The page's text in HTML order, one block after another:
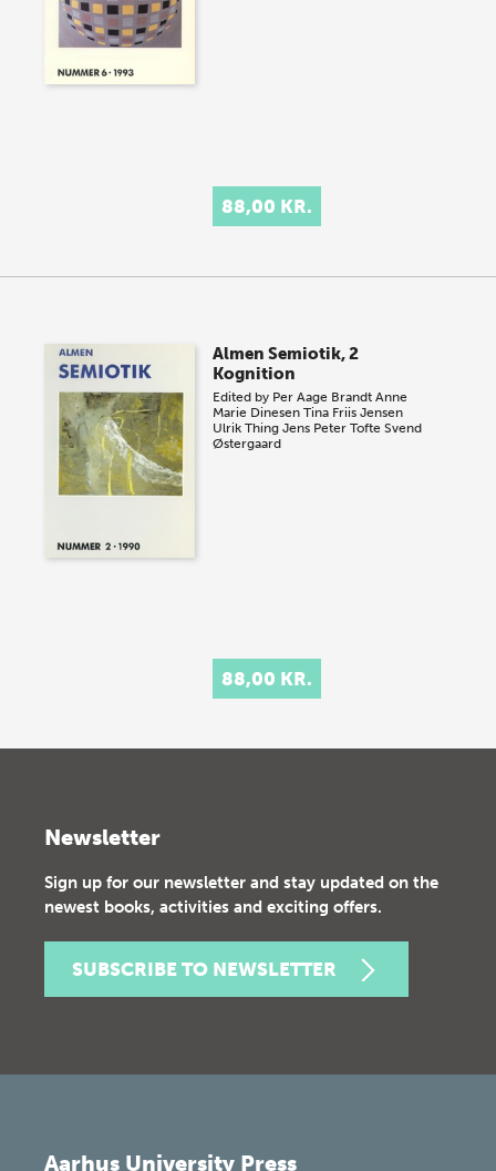
88,00 KR.
Almen Semiotik, 2
Kognition
Edited by Per Aage Brandt Anne
Marie Dinesen Tina Friis Jensen
Ulrik Thing Jens Peter Tofte Svend
Østergaard
88,00 KR.
Newsletter
Sign up for our newsletter and stay updated on the
newest books, activities and exciting offers.
SUBSCRIBE TO NEWSLETTER
Aarhus University Press